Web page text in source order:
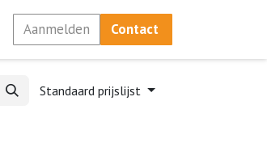
Aanmelden Contact
Standaard prijslijst